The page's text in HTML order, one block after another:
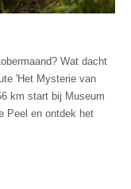
Wat dacht
'Het Mysterie van
km start bij Museum
Peel en ontdek het